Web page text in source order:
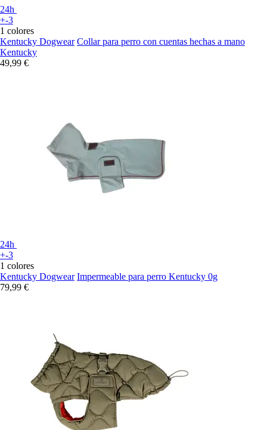
24h
+-3
1 colores
Kentucky Dogwear Collar para perro con cuentas hechas a mano
Kentucky
49,99 €
24h
+-3
1 colores
Kentucky Dogwear Impermeable para perro Kentucky 0g
79,99 €